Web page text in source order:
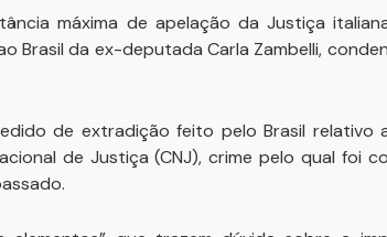
máxima de apelação da Justiça
Brasil da ex-deputada Carla Zambelli,
de extradição feito pelo Brasil relativo
de Justiça (CNJ), crime pelo qual foi